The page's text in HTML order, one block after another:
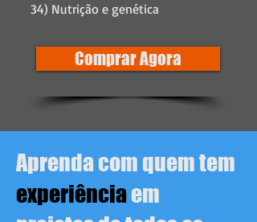
34) Nutrição e genética
Comprar Agora
Aprenda com quem tem
experiênciaem